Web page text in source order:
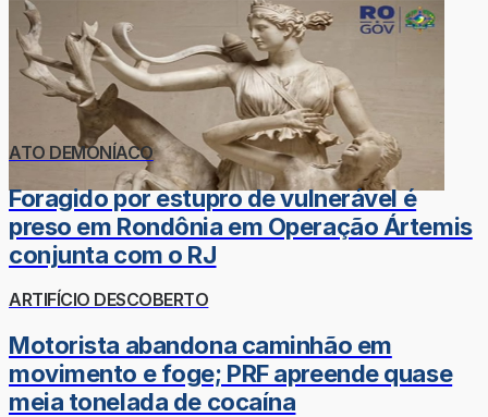
ATO DEMONÍACO
Foragido por estupro de vulnerável é
preso em Rondônia em Operação Ártemis
conjunta com o RJ
ARTIFÍCIO DESCOBERTO
Motorista abandona caminhão em
movimento e foge; PRF apreende quase
meia tonelada de cocaína